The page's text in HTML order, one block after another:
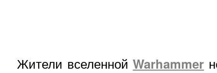
Жители вселеннойWarhammer